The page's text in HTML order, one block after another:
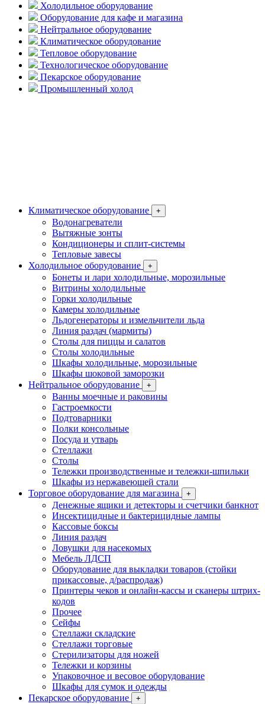
Холодильное оборудование
Оборудование для кафе и магазина
Нейтральное оборудование
Климатическое оборудование
Тепловое оборудование
Технологическое оборудование
Пекарское оборудование
Промышленный холод
Климатическое оборудование +
Водонагреватели
Вытяжные зонты
Кондиционеры и сплит-системы
Тепловые завесы
Холодильное оборудование
+
Бонеты и лари холодильные, морозильные
Витрины холодильные
Горки холодильные
Камеры холодильные
Льдогенераторы и измельчители льда
Линия раздач (мармиты)
Столы для пиццы и салатов
Столы холодильные
Шкафы холодильные, морозильные
Шкафы шоковой заморозки
Нейтральное оборудование
+
Ванны моечные и раковины
Гастроемкости
Подтоварники
Полки консольные
Посуда и утварь
Стеллажи
Столы
Тележки производственные и тележки-шпильки
Шкафы из нержавеющей стали
Торговое оборудование для магазина
+
Денежные ящики и детекторы и счетчики банкнот
Инсектицидные и бактерицидные лампы
Кассовые боксы
Линия раздач
Ловушки для насекомых
Мебель ЛДСП
Оборудование для выкладки товаров (стойки
прикассовые, д/распродаж)
Принтеры чеков и онлайн-кассы и сканеры штрих-
кодов
Прочее
Сейфы
Стеллажи складские
Стеллажи торговые
Стерилизаторы для ножей
Тележки и корзины
Упаковочное и весовое оборудование
Шкафы для сумок и одежды
Пекарское оборудование
+